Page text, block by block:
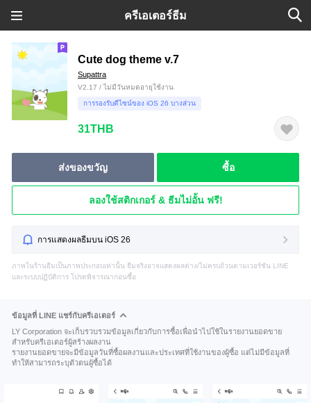
ครีเอเตอร์ธีม
Cute dog theme v.7
Supattra
V2.17 / ไม่มีวันหมดอายุใช้งาน
การรองรับดีไซน์ของ iOS 26 บางส่วน
31THB
ส่งของขวัญ ซื้อ
ลองใช้สติกเกอร์ & ธีมไม่อั้น ฟรี!
การแสดงผลธีมบน iOS 26
ภาพในร้านธีมเป็นภาพประกอบเท่านั้น ธีมจริงอาจแสดงผลต่าง/ไม่ครบถ้วนตามเวอร์ชัน LINE
และระบบปฏิบัติการ โปรดพิจารณาก่อนซื้อ
ข้อมูลที่ LINE แชร์กับครีเอเตอร์
LY Corporation จะเก็บรวบรวมข้อมูลเกี่ยวกับการซื้อเพื่อนำไปใช้ในรายงานยอดขาย
สำหรับครีเอเตอร์ผู้สร้างผลงาน
รายงานยอดขายจะมีข้อมูลวันที่ซื้อผลงานและประเทศที่ใช้งานของผู้ซื้อ แต่ไม่มีข้อมูลที่
ทำให้สามารถระบุตัวตนผู้ซื้อได้